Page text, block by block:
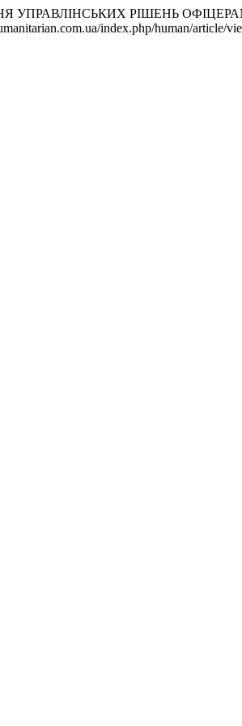
УПРАВЛІНСЬКИХ РІШЕНЬ
index.php/human/article/